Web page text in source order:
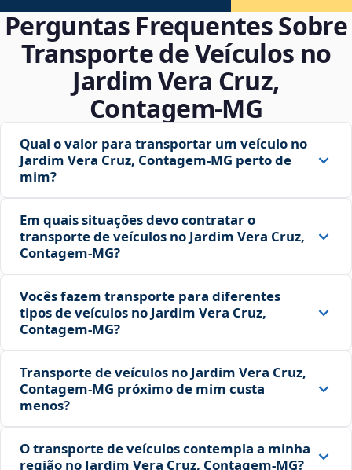
Perguntas Frequentes Sobre
Transporte de Veículos no
Jardim Vera Cruz,
Contagem‑MG
Qual o valor para transportar um veículo no
Jardim Vera Cruz, Contagem‑MG perto de
mim?
Em quais situações devo contratar o
transporte de veículos no Jardim Vera Cruz,
Contagem‑MG?
Vocês fazem transporte para diferentes
tipos de veículos no Jardim Vera Cruz,
Contagem‑MG?
Transporte de veículos no Jardim Vera Cruz,
Contagem‑MG próximo de mim custa
menos?
O transporte de veículos contempla a minha
região no Jardim Vera Cruz, Contagem‑MG?